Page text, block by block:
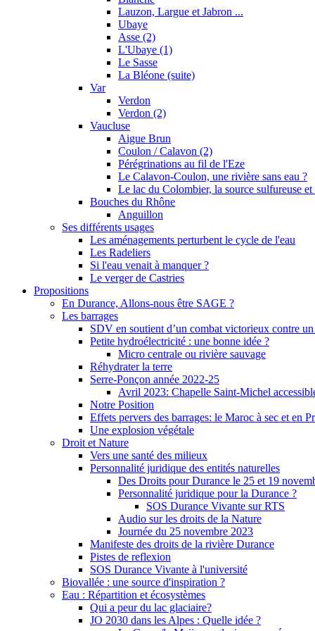
Lauzon, Largue et Jabron ...
Ubaye
Asse (2)
L'Ubaye (1)
Le Sasse
La Bléone (suite)
Var
Verdon
Verdon (2)
Vaucluse
Aigue Brun
Coulon / Calavon (2)
Pérégrinations au fil de l'Eze
Le Calavon-Coulon, une rivière sans eau ?
Le lac du Colombier, la source sulfureuse
Bouches du Rhône
Anguillon
Ses différents usages
Les aménagements perturbent le cycle de l'eau
Les Radeliers
Si l'eau venait à manquer ?
Le verger de Castries
Propositions
En Durance, Allons-nous être SAGE ?
Les barrages
SDV en soutient d’un combat victorieux contre un
Petite hydroélectricité : une bonne idée ?
Micro centrale ou rivière sauvage
Réhydrater la terre
Serre-Ponçon année 2022-25
Avril 2023: Chapelle Saint-Michel
Notre Position
Effets pervers des barrages: le Maroc à sec et en
Une explosion végétale
Droit et Nature
Vers une santé des milieux
Personnalité juridique des entités naturelles
Des Droits pour Durance le 25 et 19
Personnalité juridique pour la Durance ?
SOS Durance Vivante sur RTS
Audio sur les droits de la Nature
Journée du 25 novembre 2023
Manifeste des droits de la rivière Durance
Pistes de reflexion
SOS Durance Vivante à l'université
Biovallée : une source d'inspiration ?
Eau : Répartition et écosystèmes
Qui a peur du lac glaciaire?
JO 2030 dans les Alpes : Quelle idée ?